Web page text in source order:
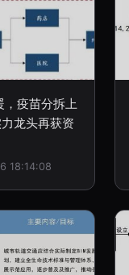
，疫苗分拆上
龙头再获资
18:14:08